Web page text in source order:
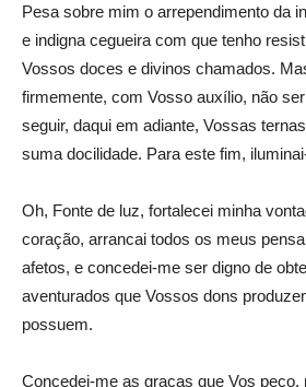
Pesa sobre mim o arrependimento da
e indigna cegueira com que tenho
Vossos doces e divinos chamados.
firmemente, com Vosso auxílio, não
seguir, daqui em adiante, Vossas
suma docilidade. Para este fim,
Oh, Fonte de luz, fortalecei minha
coração, arrancai todos os meus
afetos, e concedei-me ser digno de
aventurados que Vossos dons
possuem.
Concedei-me as graças que Vos peço,